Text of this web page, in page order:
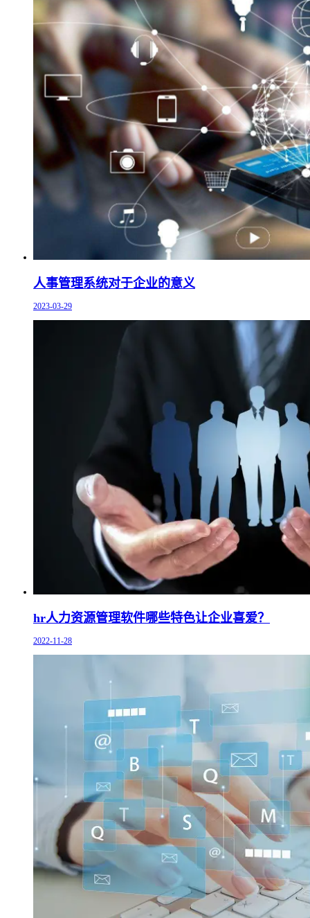
人事管理系统对于企业的意义
2023-03-29
hr人力资源管理软件哪些特色让企业喜爱？
2022-11-28